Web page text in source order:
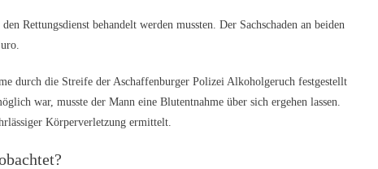
Rettungsdienst behandelt werden mussten. Der Sachschaden an beiden
durch die Streife der Aschaffenburger Polizei Alkoholgeruch festgestellt
war, musste der Mann eine Blutentnahme über sich ergehen lassen.
Körperverletzung ermittelt.